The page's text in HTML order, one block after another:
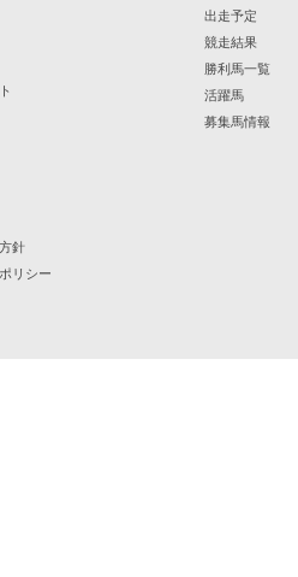
針
リシー
出走予定
競走結果
勝利馬一覧
活躍馬
募集馬情報